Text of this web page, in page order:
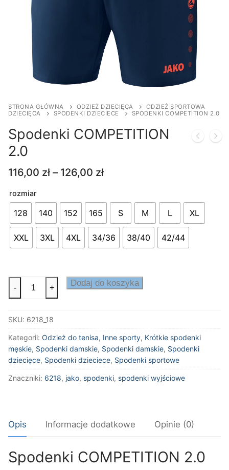
STRONA GŁÓWNA ODZIEŻ DZIECIĘCA
ODZIEŻ SPORTOWA
DZIECIĘCA
SPODENKI DZIECIECE SPODENKI COMPETITION 2.0
Spodenki COMPETITION
2.0
116,00 zł – 126,00 złZakres
116,00 zł
126,00 zł
rozmiar
128 140 152 165 S M L XL
XXL 3XL 4XL 34/36 38/40 42/44
2.0
- + Dodaj do koszyka
SKU: 6218_18
Kategorii: Odzież do tenisa, Inne sporty, Krótkie spodenki
męskie, Spodenki damskie, Spodenki damskie, Spodenki
dziecięce, Spodenki dzieciece, Spodenki sportowe
Znaczniki: 6218, jako, spodenki, spodenki wyjściowe
Opis Informacje dodatkowe Opinie (0)
Spodenki COMPETITION 2.0